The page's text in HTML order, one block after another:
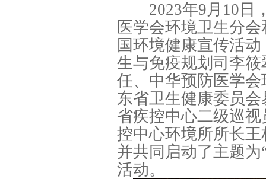
2023年9月10日，
医学会环境卫生分
国环境健康宣传活
生与免疫规划司李
任、中华预防医学
东省卫生健康委员
省疾控中心二级巡
控中心环境所所长
并共同启动了主题
活动。